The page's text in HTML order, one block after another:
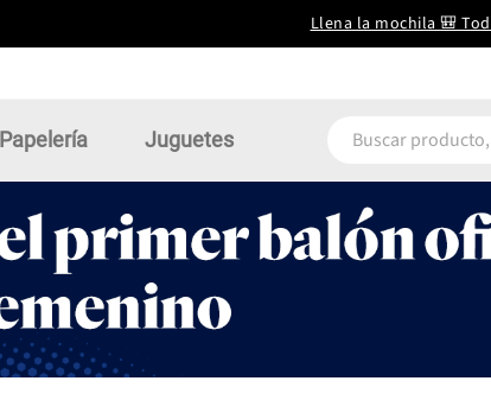
Llena la mochila 🎒
Papelería Juguetes